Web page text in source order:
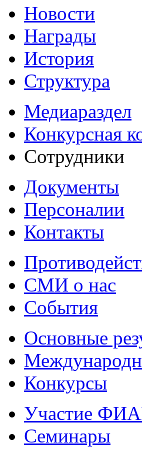
Новости
Награды
История
Структура
Медиараздел
Конкурсная
Сотрудники
Документы
Персоналии
Контакты
СМИ о нас
События
Основные
Конкурсы
Участие
Семинары